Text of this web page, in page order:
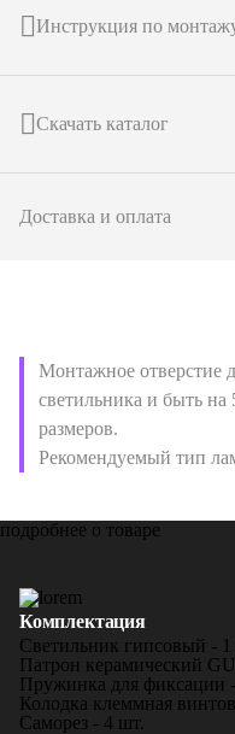
Инструкция по
Скачать каталог
Доставка и оплата
Монтажное отверстие
светильника и быть
размеров.
Рекомендуемый тип
подробнее о товаре
Комплектация
Светильник гипсовый -
Патрон керамический
Пружинка для фиксации
Колодка клеммная
Саморез - 4 шт.